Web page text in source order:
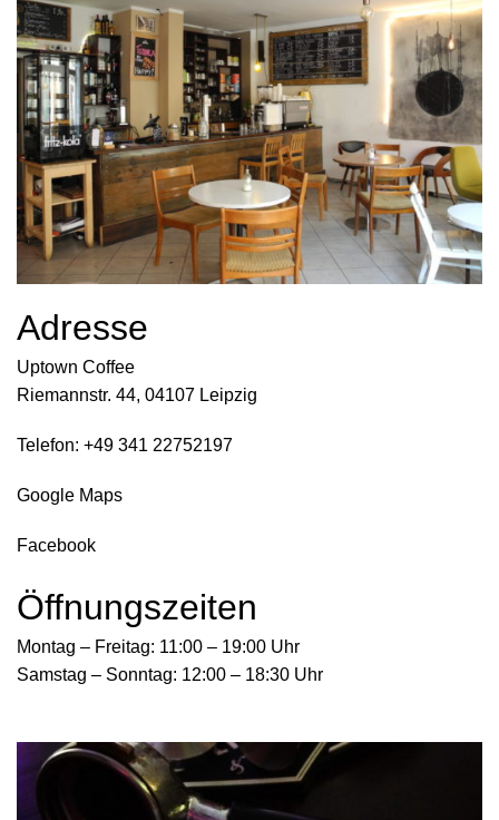
Adresse
Uptown Coffee
Riemannstr. 44, 04107 Leipzig
Telefon: +49 341 22752197
Google Maps
Facebook
Öffnungszeiten
Montag – Freitag: 11:00 – 19:00 Uhr
Samstag – Sonntag: 12:00 – 18:30 Uhr